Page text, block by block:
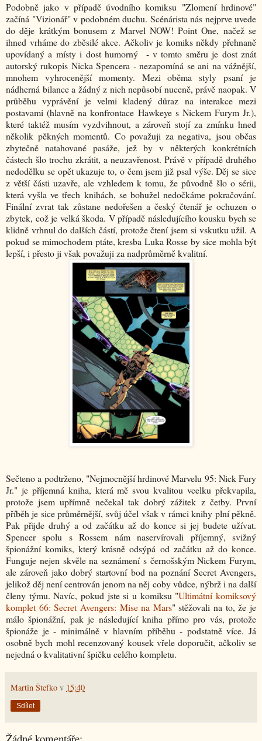
Podobně jako v případě úvodního komiksu "Zlomení hrdinové"
začíná "Vizionář" v podobném duchu. Scénárista nás nejprve uvede
do děje krátkým bonusem z Marvel NOW! Point One, načež se
ihned vrháme do zběsilé akce. Ačkoliv je komiks někdy přehnaně
upovídaný a místy i dost humorný - v tomto směru je dost znát
autorský rukopis Nicka Spencera - nezapomíná se ani na vážnější,
mnohem vyhrocenější momenty. Mezi oběma styly psaní je
nádherná bilance a žádný z nich nepůsobí nuceně, právě naopak. V
průběhu vyprávění je velmi kladený důraz na interakce mezi
postavami (hlavně na konfrontace Hawkeye s Nickem Furym Jr.),
které taktéž musím vyzdvihnout, a zároveň stojí za zmínku hned
několik pěkných momentů. Co považuji za negativa, jsou občas
zbytečně natahované pasáže, jež by v některých konkrétních
částech šlo trochu zkrátit, a neuzavřenost. Právě v případě druhého
nedodělku se opět ukazuje to, o čem jsem již psal výše. Děj se sice
z větší části uzavře, ale vzhledem k tomu, že původně šlo o sérii,
která vyšla ve třech knihách, se bohužel nedočkáme pokračování.
Finální zvrat tak zůstane nedořešen a český čtenář je ochuzen o
zbytek, což je velká škoda. V případě následujícího kousku bych se
klidně vrhnul do dalších částí, protože čtení jsem si vskutku užil. A
pokud se mimochodem ptáte, kresba Luka Rosse by sice mohla být
lepší, i přesto ji však považuji za nadprůměrně kvalitní.
Sečteno a podtrženo, "Nejmocnější hrdinové Marvelu 95: Nick Fury
Jr." je příjemná kniha, která mě svou kvalitou vcelku překvapila,
protože jsem upřímně nečekal tak dobrý zážitek z četby. První
příběh je sice průměrnější, svůj účel však v rámci knihy plní pěkně.
Pak přijde druhý a od začátku až do konce si jej budete užívat.
Spencer spolu s Rossem nám naservírovali příjemný, svižný
špionážní komiks, který krásně odsýpá od začátku až do konce.
Funguje nejen skvěle na seznámení s černošským Nickem Furym,
ale zároveň jako dobrý startovní bod na poznání Secret Avengers,
jelikož děj není centrován jenom na něj coby vůdce, nýbrž i na další
členy týmu. Navíc, pokud jste si u komiksu "Ultimátní komiksový
komplet 66: Secret Avengers: Mise na Mars" stěžovali na to, že je
málo špionážní, pak je následující kniha přímo pro vás, protože
špionáže je - minimálně v hlavním příběhu - podstatně více. Já
osobně bych mohl recenzovaný kousek vřele doporučit, ačkoliv se
nejedná o kvalitativní špičku celého kompletu.
Martin Štefko v 15:40
Sdílet